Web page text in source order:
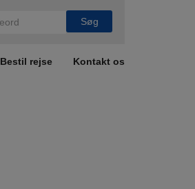
Bestil rejse Kontakt os